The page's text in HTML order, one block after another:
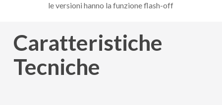
le versioni hanno la funzione flash-off
Caratteristiche
Tecniche